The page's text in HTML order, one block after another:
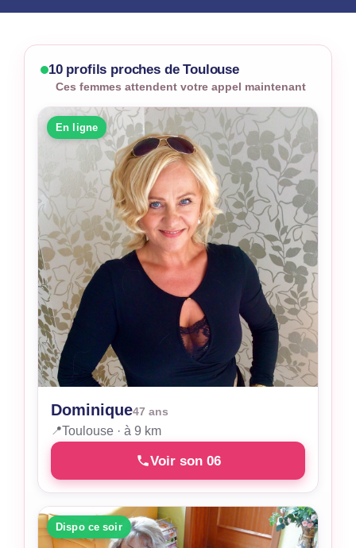
10 profils proches de Toulouse
Ces femmes attendent votre appel maintenant
En ligne
Dominique47 ans
📍Toulouse · à 9 km
Voir son 06
Dispo ce soir